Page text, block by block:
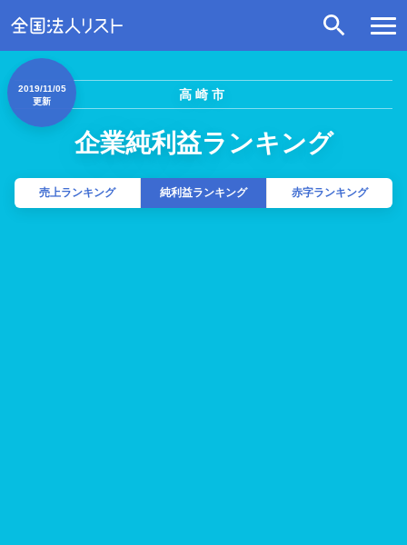
高崎市
企業純利益ランキング
2019/11/05
更新
売上ランキング 純利益ランキング 赤字ランキング